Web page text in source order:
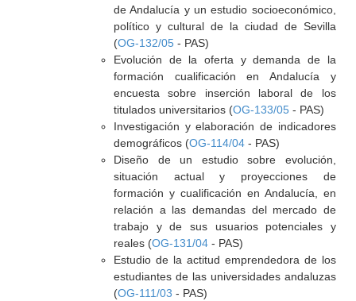
de Andalucía y un estudio socioeconómico,
político y cultural de la ciudad de Sevilla
(OG-132/05- PAS)
Evolución de la oferta y demanda de la
formación cualificación en Andalucía y
encuesta sobre inserción laboral de los
titulados universitarios (OG-133/05- PAS)
Investigación y elaboración de indicadores
demográficos (OG-114/04- PAS)
Diseño de un estudio sobre evolución,
situación actual y proyecciones de
formación y cualificación en Andalucía, en
relación a las demandas del mercado de
trabajo y de sus usuarios potenciales y
reales (OG-131/04- PAS)
Estudio de la actitud emprendedora de los
estudiantes de las universidades andaluzas
(OG-111/03 - PAS)